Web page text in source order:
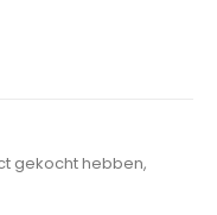
gekocht hebben,